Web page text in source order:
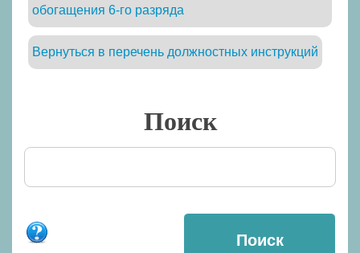
обогащения 6-го разряда
Вернуться в перечень должностных инструкций
Поиск